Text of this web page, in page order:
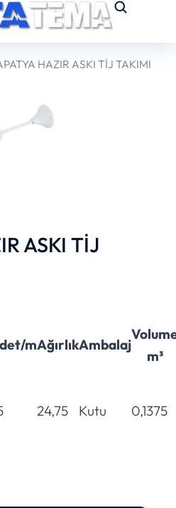
HAZIR ASKI TİJ TAKIMI
ASKI TİJ
mAğırlıkAmbalaj
m³
24,75 Kutu 0,1375